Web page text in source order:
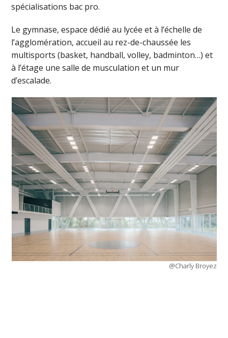
spécialisations bac pro.
Le gymnase, espace dédié au lycée et à l’échelle de
l’agglomération, accueil au rez-de-chaussée les
multisports (basket, handball, volley, badminton…) et
à l’étage une salle de musculation et un mur
d’escalade.
@Charly Broyez